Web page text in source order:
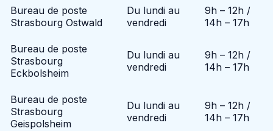
Bureau de poste
Strasbourg Ostwald
Du lundi au
vendredi
9h – 12h /
14h – 17h
Bureau de poste
Strasbourg
Eckbolsheim
Du lundi au
vendredi
9h – 12h /
14h – 17h
Bureau de poste
Strasbourg
Geispolsheim
Du lundi au
vendredi
9h – 12h /
14h – 17h